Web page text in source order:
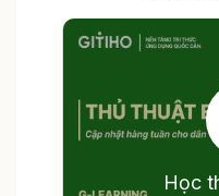
Học